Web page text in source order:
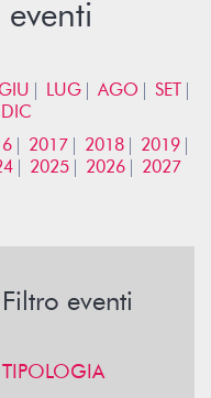
GIU LUG AGO
SET
DIC
2017 2018
2019
2025 2026 2027
Filtro eventi
TIPOLOGIA